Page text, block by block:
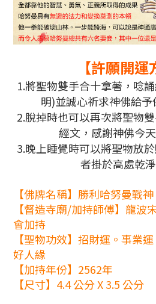
【許願開運
1.將聖物雙手合十拿著，唸
明)並誠心祈求神佛給
2.脫掉時也可以再次將聖物
經文，感謝神佛今
3.晚上睡覺時可以將聖物放
者掛於高處乾
【佛牌名稱】勝利哈努曼戰神
【督造寺廟/加持師傅】龍波
會加持
【聖物功效】招財運。事業
好人緣
【加持年份】2562年
【尺寸】4.4 公分 X 3.5 公分